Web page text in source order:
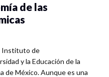
de las
Instituto de
y la Educación de la
de México. Aunque es una